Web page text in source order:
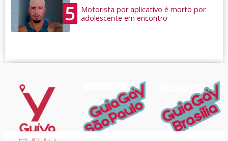
5
Motorista por aplicativo é morto por
adolescente em encontro